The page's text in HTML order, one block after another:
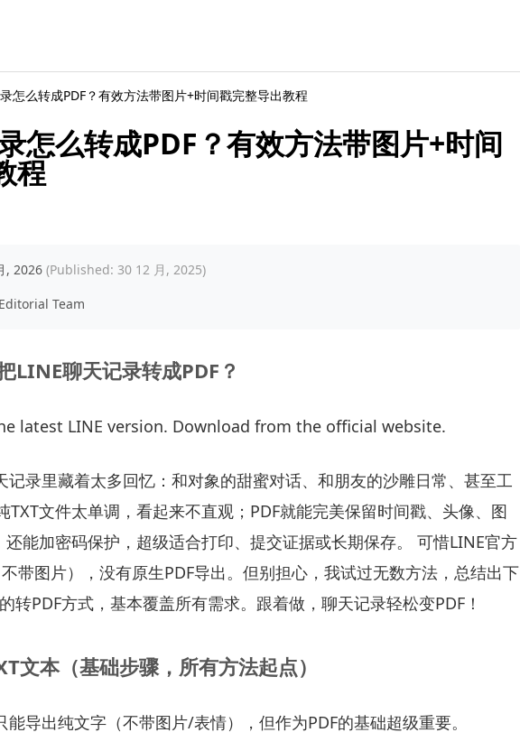
怎么转成PDF？有效方法带图片+时间戳完整导出教程
怎么转成PDF？有效方法带图片+时间
程
, 2026 (Published: 30 12 月, 2025)
Team
LINE聊天记录转成PDF？
latest LINE version. Download from the official website.
记录里藏着太多回忆：和对象的甜蜜对话、和朋友的沙雕日常、甚至工
TXT文件太单调，看起来不直观；PDF就能完美保留时间戳、头像、图
能加密码保护，超级适合打印、提交证据或长期保存。 可惜LINE官方
带图片），没有原生PDF导出。但别担心，我试过无数方法，总结出下
转PDF方式，基本覆盖所有需求。跟着做，聊天记录轻松变PDF！
文本（基础步骤，所有方法起点）
导出纯文字（不带图片/表情），但作为PDF的基础超级重要。